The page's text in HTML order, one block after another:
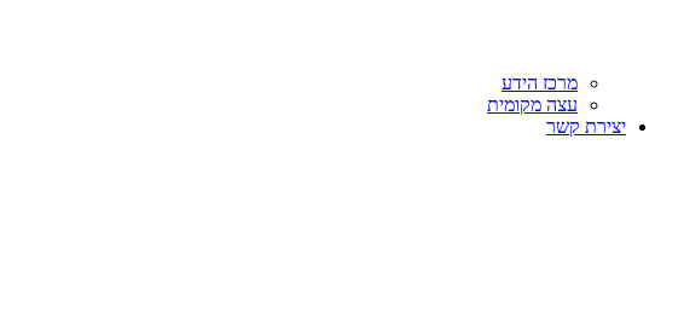
מרכז הידע
עצה מקומית
יצירת קשר